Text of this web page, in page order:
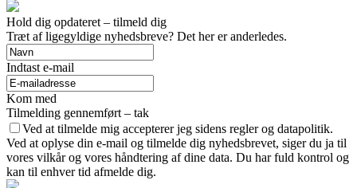
Hold dig opdateret – tilmeld dig
Træt af ligegyldige nyhedsbreve? Det her er anderledes.
Indtast e-mail
Kom med
Tilmelding gennemført – tak
Ved at tilmelde mig accepterer jeg sidens regler og datapolitik.
Ved at oplyse din e-mail og tilmelde dig nyhedsbrevet, siger du ja til
vores vilkår og vores håndtering af dine data. Du har fuld kontrol og
kan til enhver tid afmelde dig.